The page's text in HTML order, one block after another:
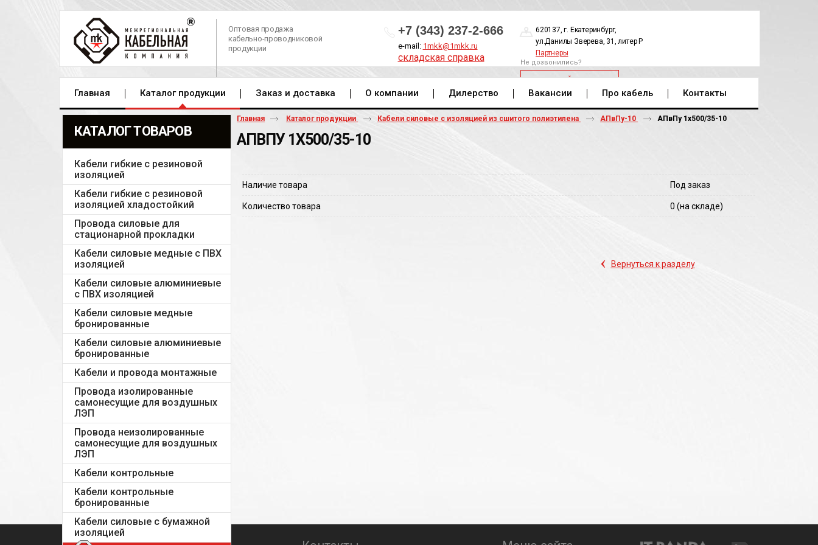
Оптовая продажа
кабельно-проводниковой
продукции
+7 (343) 237-2-666
e-mail: 1mkk@1mkk.ru
складская справка
620137, г. Екатеринбург,
ул.Данилы Зверева, 31, литер Р
Партнеры
Не дозвонились?
ОБРАТНЫЙ ЗВОНОК
Главная Каталог продукции Заказ и доставка О компании Дилерство Вакансии Про кабель Контакты
КАТАЛОГ ТОВАРОВ
Кабели гибкие с резиновой
изоляцией
Кабели гибкие с резиновой
изоляцией хладостойкий
Провода силовые для
стационарной прокладки
Кабели силовые медные с ПВХ
изоляцией
Кабели силовые алюминиевые
с ПВХ изоляцией
Кабели силовые медные
бронированные
Кабели силовые алюминиевые
бронированные
Кабели и провода монтажные
Провода изолированные
самонесущие для воздушных
ЛЭП
Провода неизолированные
самонесущие для воздушных
ЛЭП
Кабели контрольные
Кабели контрольные
бронированные
Кабели силовые с бумажной
изоляцией
Главная Каталог продукции Кабели силовые с изоляцией из сшитого полиэтилена АПвПу-10 АПвПу 1х500/35-10
АПВПУ 1Х500/35-10
Наличие товара Под заказ
Количество товара 0 (на складе)
‹ Вернуться к разделу